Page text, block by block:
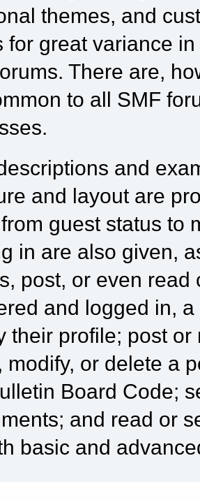
themes, and
for great variance
There are,
to all SMF
and
and layout are
guest status to
in are also given,
post, or even
and logged in,
their profile; post
modify, or delete a
Board Code;
and read or
basic and